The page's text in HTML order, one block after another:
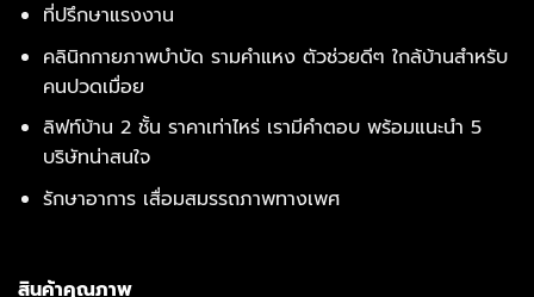
ที่ปรึกษาแรงงาน
คลินิกกายภาพบำบัด รามคำแหง ตัวช่วยดีๆ ใกล้บ้านสำหรับ
คนปวดเมื่อย
ลิฟท์บ้าน 2 ชั้น ราคาเท่าไหร่ เรามีคำตอบ พร้อมแนะนำ 5
บริษัทน่าสนใจ
รักษาอาการ เสื่อมสมรรถภาพทางเพศ
สินค้าคุณภาพ